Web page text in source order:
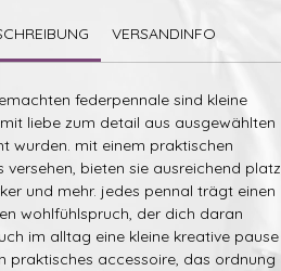
VERSANDINFO
federpennale sind kleine
liebe zum detail aus ausgewählten
wurden. mit einem praktischen
versehen, bieten sie ausreichend platz
und mehr. jedes pennal trägt einen
wohlfühlspruch, der dich daran
im alltag eine kleine kreative pause
praktisches accessoire, das ordnung